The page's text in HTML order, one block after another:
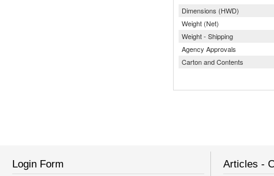
Dimensions (HWD)
Weight (Net)
Weight - Shipping
Agency Approvals
Carton and Contents
Login Form Articles -